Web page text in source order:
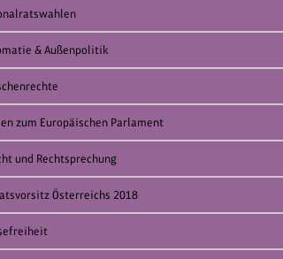
& Außenpolitik
zum Europäischen Parlament
und Rechtsprechung
Österreichs 2018